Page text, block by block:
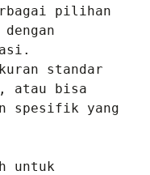
pilihan
standar
atau bisa
spesifik yang
untuk